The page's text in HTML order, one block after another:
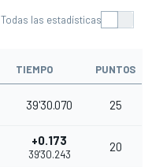
Todas las estadísticas
TIEMPO PUNTOS
39'30.070 25
+0.173
39'30.243
20